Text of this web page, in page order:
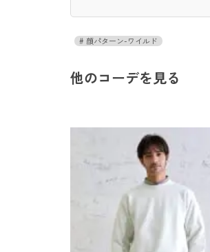
顔パターン-ワイルド
他のコーデを見る